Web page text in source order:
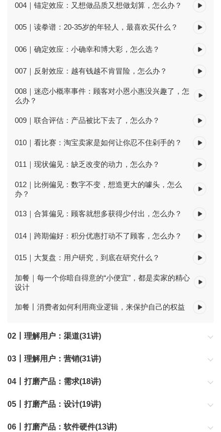
004｜锚定效应：又想做品质又想做划算，怎么办？
005｜读拳谱：20-35岁的年轻人，最喜欢买什么？
006｜确定效应：小确幸和博大彩，怎么选？
007｜反射效应：越有钱越不肯冒险，怎么办？
008｜迷恋小概率事件：顾客对小恩小惠没兴趣了，怎
么办？
009｜联合评估：产品被比下去了，怎么办？
010｜看比赛：淘宝卖家是如何让你忍不住剁手的？
011｜现状偏见：缺乏改变的动力，怎么办？
012｜比例偏见：数字不变，想造更大的噱头，怎么
办？
013｜合算偏见：顾客就想多获得少付出，怎么办？
014｜跨期偏好：积分优惠打动不了顾客，怎么办？
015｜大复盘：用户研究，到底在研究什么？
加餐｜每一个你暗自得意的“小便宜”，都是卖家的精心
设计
加餐丨消费者如何利用商业逻辑，来保护自己的权益
02丨理解用户：渠道(31讲)
03丨理解用户：营销(31讲)
04丨打磨产品：需求(18讲)
05丨打磨产品：设计(19讲)
06丨打磨产品：软件硬件(13讲)